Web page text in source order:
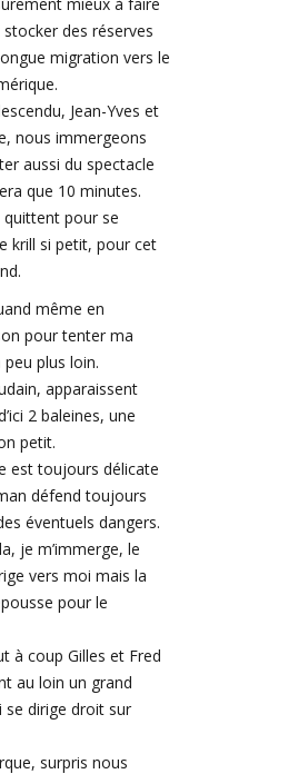
des réserves
migration vers le
Jean-Yves et
nous immergeons
aussi du spectacle
que 10 minutes.
quittent pour se
krill si petit, pour cet
même en
pour tenter ma
plus loin.
apparaissent
2 baleines, une
petit.
est toujours délicate
défend toujours
éventuels dangers.
je m’immerge, le
vers moi mais la
pour le
à coup Gilles et Fred
au loin un grand
se dirige droit sur
surpris nous